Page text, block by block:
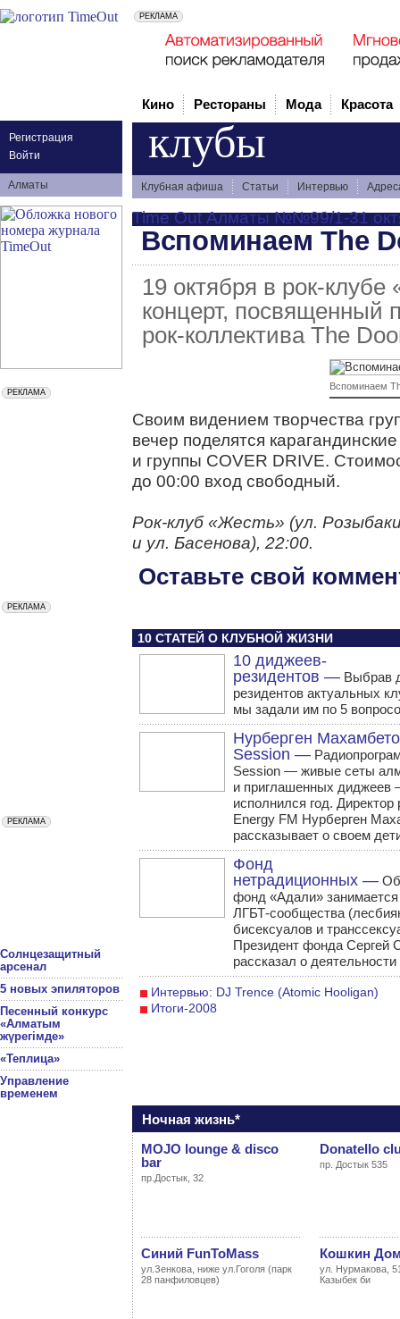
Регистрация
Войти
Алматы
Солнцезащитный
арсенал
5 новых эпиляторов
Песенный конкурс
«Алматым
жүрегімде»
«Теплица»
Управление
временем
Кино Рестораны Мода Красота
клубы
Клубная афиша Статьи Интервью
Time Out Алматы №№99/1-31
Вспоминаем The
19 октября в рок-
концерт, посвященный
рок-коллектива The
Вспоминаем
Своим видением творчества
вечер поделятся
и группы COVER DRIVE.
до 00:00 вход свободный.
Рок-клуб «Жесть» (ул.
и ул. Басенова), 22:00.
Оставьте свой
10 СТАТЕЙ О КЛУБНОЙ ЖИЗНИ
10 диджеев-
резидентов — Выбрав
резидентов актуальных
мы задали им по 5
Нурберген
Session —
Session — живые сеты
и приглашенных диджеев
исполнился год. Директор
Energy FM Нурберген
рассказывает о своем
Фонд
нетрадиционных —
фонд «Адали»
ЛГБТ-сообщества
бисексуалов и
Президент фонда Сергей
рассказал о деятельности
Интервью: DJ Trence (Atomic Hooligan)
Итоги-2008
Ночная жизнь*
MOJO lounge & disco
bar
пр.Достык, 32
Donatello
пр. Достык 535
Синий FunToMass
ул.Зенкова, ниже ул.Гоголя (парк
28 панфиловцев)
Кошкин
ул. Нурмакова,
Казыбек би